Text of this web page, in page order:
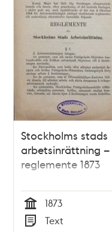
Stockholms stads
arbetsinrättning –
reglemente 1873
Tid
1873
Text